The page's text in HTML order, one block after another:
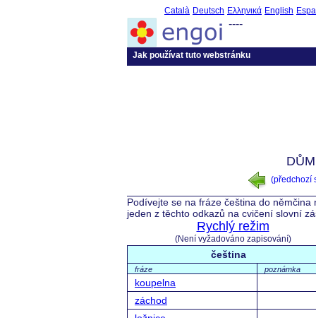
Català Deutsch Ελληνικά English
----
Jak používat tuto webstránku
(předchozí
Podívejte se na fráze čeština do
jeden z těchto odkazů na cvičení slovní
Rychlý režim
(Není vyžadováno zapisování)
čeština
fráze poznámka
koupelna
záchod